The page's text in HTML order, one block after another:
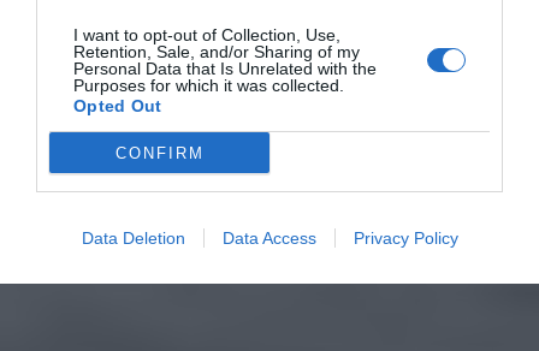
I want to opt-out of Collection, Use,
Retention, Sale, and/or Sharing of my
Personal Data that Is Unrelated with the
Purposes for which it was collected.
Opted Out
CONFIRM
Data Deletion Data Access Privacy Policy